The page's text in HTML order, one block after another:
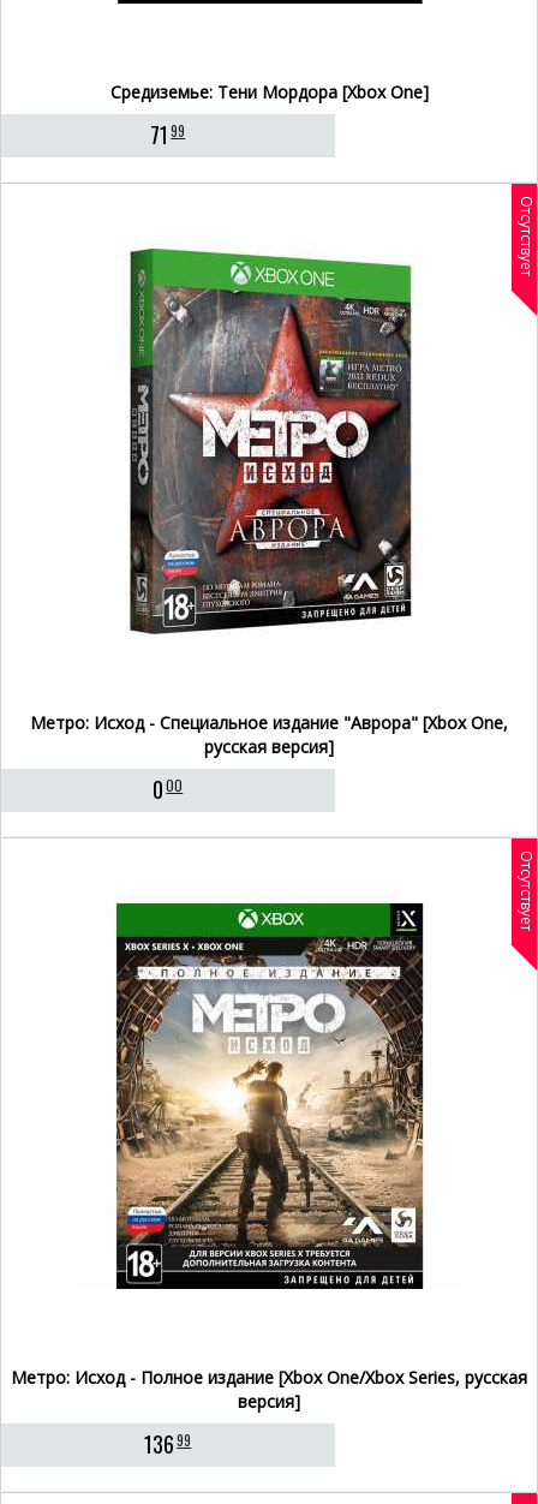
Средиземье: Тени Мордора [Xbox One]
71 99
Отсутствует
Метро: Исход - Специальное издание "Аврора" [Xbox One,
русская версия]
000
Отсутствует
Метро: Исход - Полное издание [Xbox One/Xbox Series, русская
версия]
13699